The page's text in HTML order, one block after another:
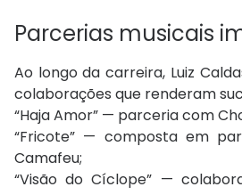
Parcerias musicais
Ao longo da carreira, Luiz
colaborações que renderam
“Haja Amor” — parceria com
“Fricote” — composta em
Camafeu;
“Visão do Cíclope” —